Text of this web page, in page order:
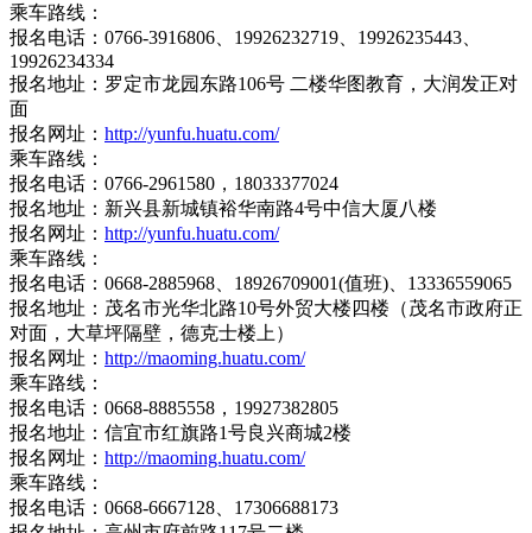
乘车路线：
报名电话：0766-3916806、19926232719、19926235443、
19926234334
报名地址：罗定市龙园东路106号 二楼华图教育，大润发正对
面
报名网址： http://yunfu.huatu.com/
乘车路线：
报名电话：0766-2961580，18033377024
报名地址：新兴县新城镇裕华南路4号中信大厦八楼
报名网址： http://yunfu.huatu.com/
乘车路线：
报名电话：0668-2885968、18926709001(值班)、13336559065
报名地址：茂名市光华北路10号外贸大楼四楼（茂名市政府正
对面，大草坪隔壁，德克士楼上）
报名网址： http://maoming.huatu.com/
乘车路线：
报名电话：0668-8885558，19927382805
报名地址：信宜市红旗路1号良兴商城2楼
报名网址： http://maoming.huatu.com/
乘车路线：
报名电话：0668-6667128、17306688173